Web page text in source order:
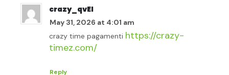
crazy_qvEl
May 31, 2026 at 4:01 am
crazy time pagamenti https://crazy-
timez.com/
Reply